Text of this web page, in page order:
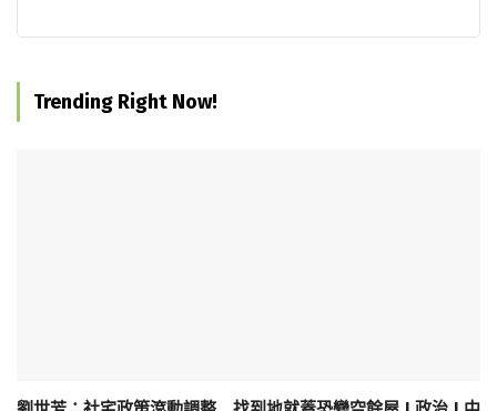
Trending Right Now!